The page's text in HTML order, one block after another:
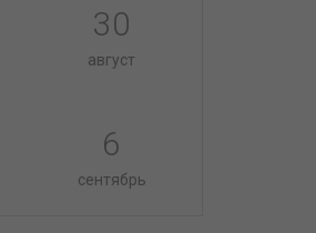
30
август
6
сентябрь